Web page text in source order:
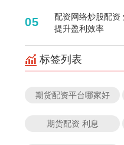
05
配资网络炒股配资
提升盈利效率
标签列表
期货配资平台哪家好
期货配资 利息